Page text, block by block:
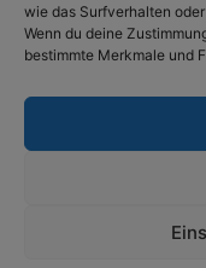
wie das Surfverhalten
Wenn du deine
bestimmte Merkmale und
WordPress-Theme